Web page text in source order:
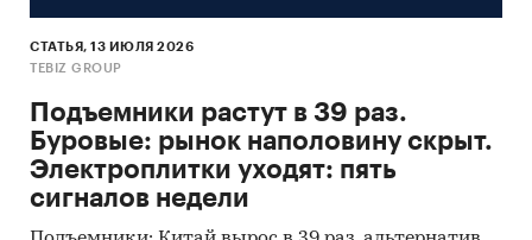
СТАТЬЯ, 13 ИЮЛЯ 2026
TEBIZ GROUP
Подъемники растут в 39 раз.
Буровые: рынок наполовину скрыт.
Электроплитки уходят: пять
сигналов недели